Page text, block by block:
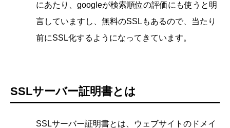
にあたり、googleが検索順位の評価にも使うと明
言していますし、無料のSSLもあるので、当たり
前にSSL化するようになってきています。
SSLサーバー証明書とは
SSLサーバー証明書とは、ウェブサイトのドメイ